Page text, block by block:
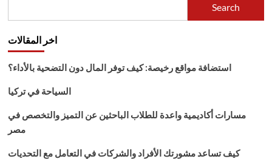
اليوم
2021
Search
اخر المقالات
استضافة مواقع رخيصة: كيف توفر المال دون التضحية بالأداء؟
السياحة في تركيا
مسارات أكاديمية واعدة للطلاب الباحثين عن التميز والتخصص في
مصر
كيف تساعد مشورتك الأفراد والشركات في التعامل مع التحديات